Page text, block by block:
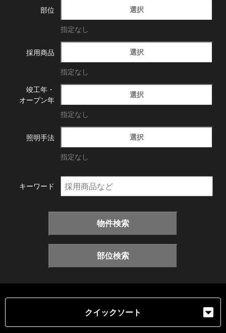
部位 選択
指定なし
採用商品 選択
指定なし
竣工年・
オープン年
選択
指定なし
照明手法 選択
指定なし
キーワード
物件検索
部位検索
クイックソート